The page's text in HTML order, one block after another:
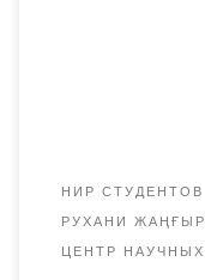
НИР СТУДЕНТОВ
РУХАНИ
ЦЕНТР